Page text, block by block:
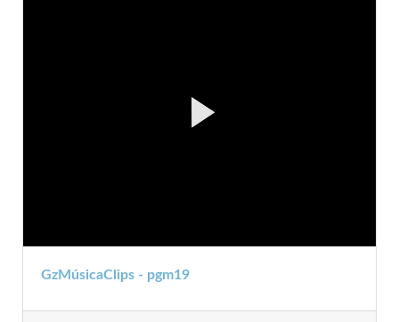
GzMúsicaClips - pgm19